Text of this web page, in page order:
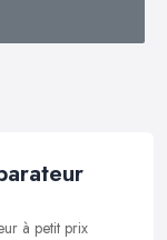
à petit prix